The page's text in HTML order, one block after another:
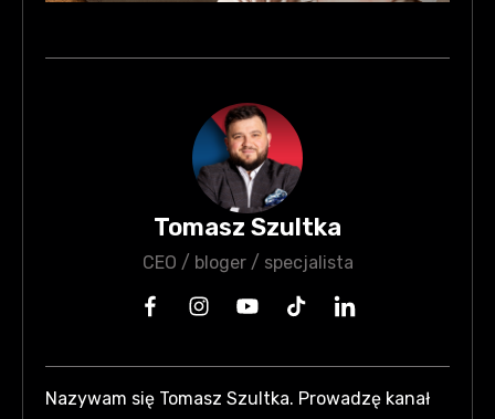
Tomasz Szultka
CEO / bloger / specjalista
Nazywam się Tomasz Szultka. Prowadzę kanał